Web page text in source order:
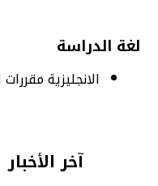
لغة الدراسة
الانجليزية
آخر الأخبار